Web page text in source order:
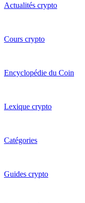
Actualités crypto
Cours crypto
Encyclopédie du Coin
Lexique crypto
Catégories
Guides crypto